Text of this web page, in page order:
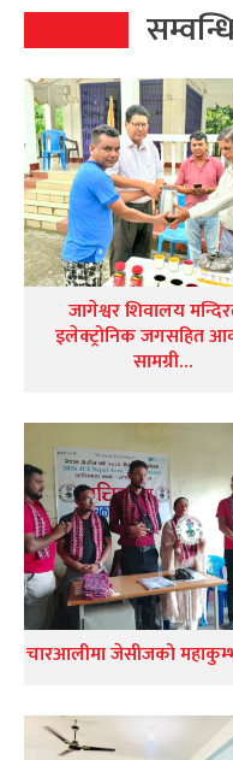
जागेश्वर शिवालय
इलेक्ट्रोनिक जगसहित
सामग्री…
चारआलीमा जेसीजको